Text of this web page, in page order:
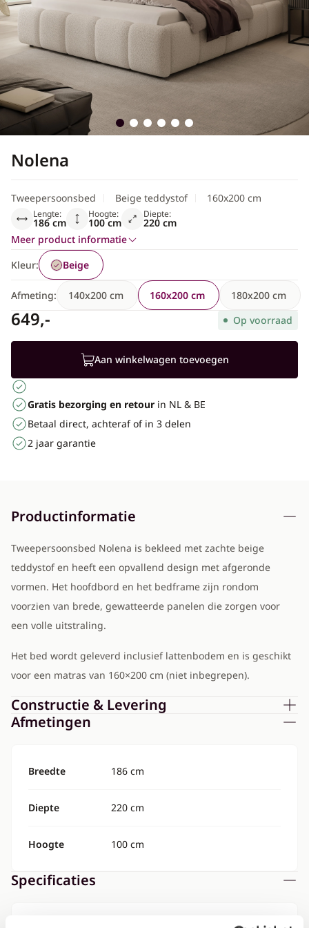
Scandinavisch
Nolena
Tweepersoonsbed Beige teddystof 160x200 cm
Lengte:
186 cm
Hoogte:
100 cm
Diepte:
220 cm
Meer product informatie
Kleur:
Beige
Afmeting: 140x200 cm 160x200 cm 180x200 cm
649,- Op voorraad
Aan winkelwagen toevoegen
Gratis bezorging en retour in NL & BE
Betaal direct, achteraf of in 3 delen
2 jaar garantie
Productinformatie
Tweepersoonsbed Nolena is bekleed met zachte beige
teddystof en heeft een opvallend design met afgeronde
vormen. Het hoofdbord en het bedframe zijn rondom
voorzien van brede, gewatteerde panelen die zorgen voor
een volle uitstraling.
Het bed wordt geleverd inclusief lattenbodem en is geschikt
voor een matras van 160×200 cm (niet inbegrepen).
Constructie & Levering
Afmetingen
Breedte 186 cm
Diepte 220 cm
Hoogte 100 cm
Specificaties